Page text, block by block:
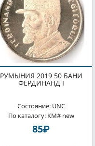
РУМЫНИЯ 2019 50 БАНИ
ФЕРДИНАНД I
Состояние: UNC
По каталогу: KM# new
85P